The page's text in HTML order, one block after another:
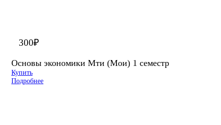
300₽
Основы экономики Мти (Мои) 1 семестр
Купить
Подробнее